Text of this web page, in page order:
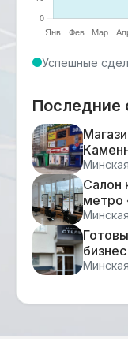
Успешные
Последние
Салон
метро